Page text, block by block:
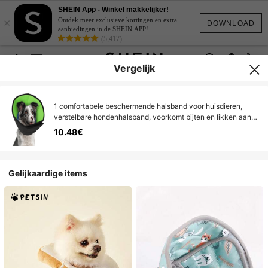
DOWNLOAD
×
SHEIN App - Winkel makkelijker!
Ontdek meer exclusieve kortingen en extra
aanbiedingen in de SHEIN APP!
(5,417)
Vergelijk
1 comfortabele beschermende halsband voor huisdieren,
verstelbare hondenhalsband, voorkomt bijten en likken aan
wonden, omkeerbaar
10.48€
Gelijkaardige items